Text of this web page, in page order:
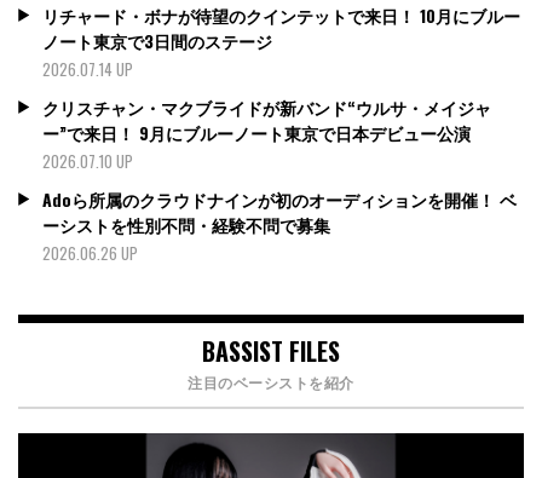
リチャード・ボナが待望のクインテットで来日！ 10月にブルー
ノート東京で3日間のステージ
2026.07.14 UP
クリスチャン・マクブライドが新バンド“ウルサ・メイジャ
ー”で来日！ 9月にブルーノート東京で日本デビュー公演
2026.07.10 UP
Adoら所属のクラウドナインが初のオーディションを開催！ ベ
ーシストを性別不問・経験不問で募集
2026.06.26 UP
BASSIST FILES
注目のベーシストを紹介